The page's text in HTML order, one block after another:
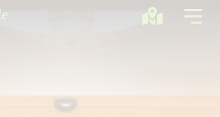
Sport + Bewegung